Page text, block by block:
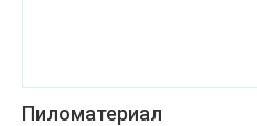
Пиломатериал